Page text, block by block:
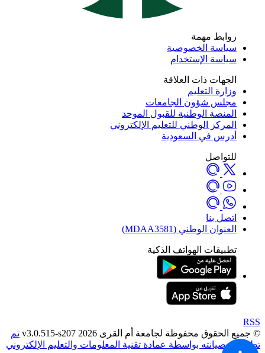
روابط مهمة
سياسة الخصوصية
سياسة الإستخدام
الجهات ذات العلاقة
وزارة التعليم
مجلس شؤون الجامعات
المنصة الوطنية للقبول الموحد
المركز الوطني للتعليم الإلكتروني
أدرس في السعودية
للتواصل
اتصل بنا
العنوان الوطني (MDAA3581)
تطبيقات الهواتف الذكية
RSS
© جميع الحقوق محفوظة لجامعة أم القرى 2026 v3.0.515-s207
تم
تطويره وصيانته بواسطة عمادة تقنية المعلومات والتعليم الإلكتروني